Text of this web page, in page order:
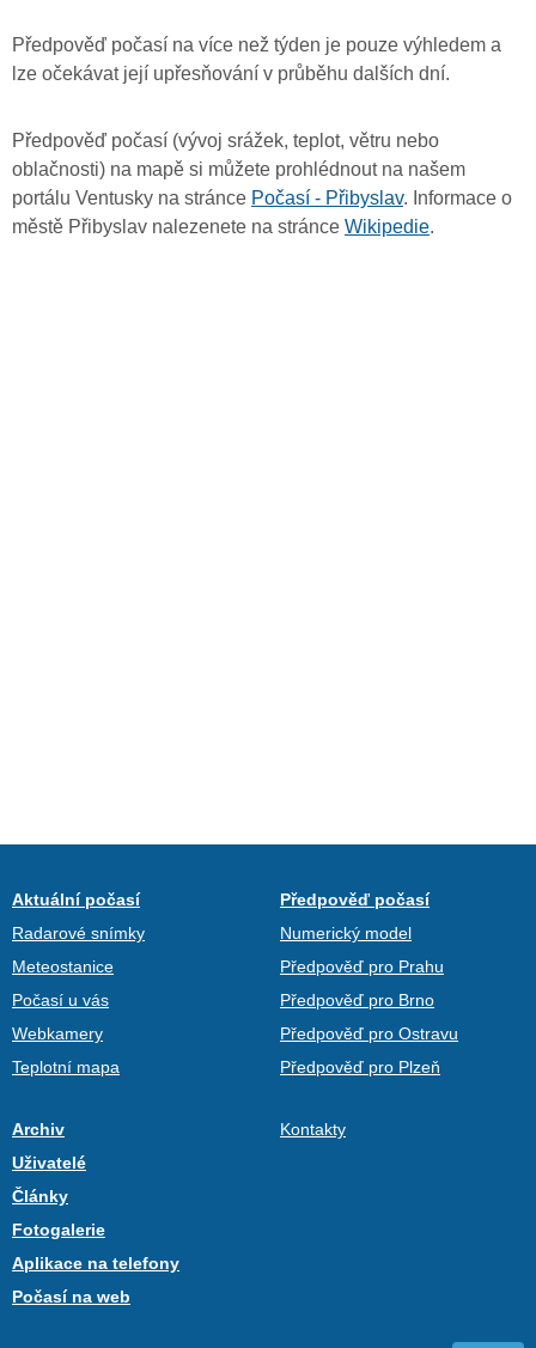
Předpověď počasí na více než týden je pouze výhledem a
lze očekávat její upřesňování v průběhu dalších dní.
Předpověď počasí (vývoj srážek, teplot, větru nebo
oblačnosti) na mapě si můžete prohlédnout na našem
portálu Ventusky na stránce Počasí - Přibyslav. Informace o
městě Přibyslav nalezenete na stránce Wikipedie.
Aktuální počasí
Radarové snímky
Meteostanice
Počasí u vás
Webkamery
Teplotní mapa
Předpověď počasí
Numerický model
Předpověď pro Prahu
Předpověď pro Brno
Předpověď pro Ostravu
Předpověď pro Plzeň
Archiv
Uživatelé
Články
Fotogalerie
Aplikace na telefony
Počasí na web
Kontakty